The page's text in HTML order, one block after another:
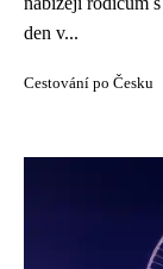
den v...
Cestování po Česku